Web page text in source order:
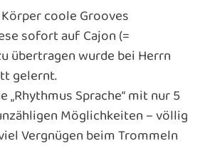
coole Grooves
sofort auf Cajon (=
übertragen wurde bei Herrn
gelernt.
„Rhythmus Sprache“ mit nur 5
Möglichkeiten – völlig
Vergnügen beim Trommeln